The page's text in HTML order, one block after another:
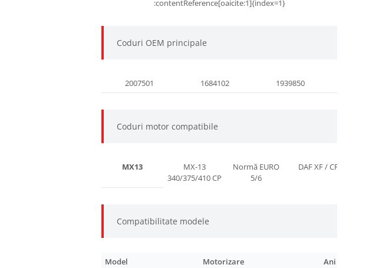
:contentReference[oaicite:1]{index=1}
Coduri OEM principale
2007501 1684102 1939850
Coduri motor compatibile
MX13
MX-13
340/375/410 CP
Normă EURO
5/6
DAF XF / CF
Compatibilitate modele
Model Motorizare Ani fabricație